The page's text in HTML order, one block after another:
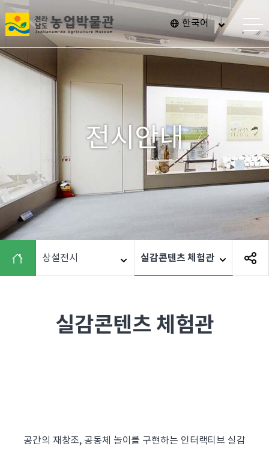
전
라
남
"
>
한국어
메
뉴
열
기
전시안내
상설전시 실감콘텐츠 체험관
실감콘텐츠 체험관
공간의 재창조, 공동체 놀이를 구현하는 인터랙티브 실감